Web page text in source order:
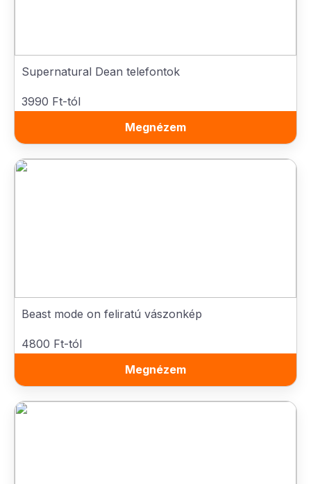
Supernatural Dean telefontok
3990 Ft-tól
Megnézem
Beast mode on feliratú vászonkép
4800 Ft-tól
Megnézem